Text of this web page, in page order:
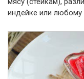
индейке или